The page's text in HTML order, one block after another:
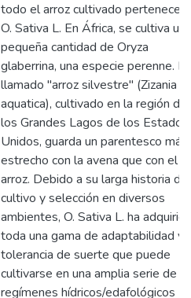
todo el arroz cultivado pertenece a
O. Sativa L. En África, se cultiva una
pequeña cantidad de Oryza
glaberrina, una especie perenne. El
llamado "arroz silvestre" (Zizania
aquatica), cultivado en la región de
los Grandes Lagos de los Estados
Unidos, guarda un parentesco más
estrecho con la avena que con el
arroz. Debido a su larga historia de
cultivo y selección en diversos
ambientes, O. Sativa L. ha
toda una gama de adaptabilidad y
tolerancia de suerte que puede
cultivarse en una amplia serie de
regímenes hídricos/edafológicos